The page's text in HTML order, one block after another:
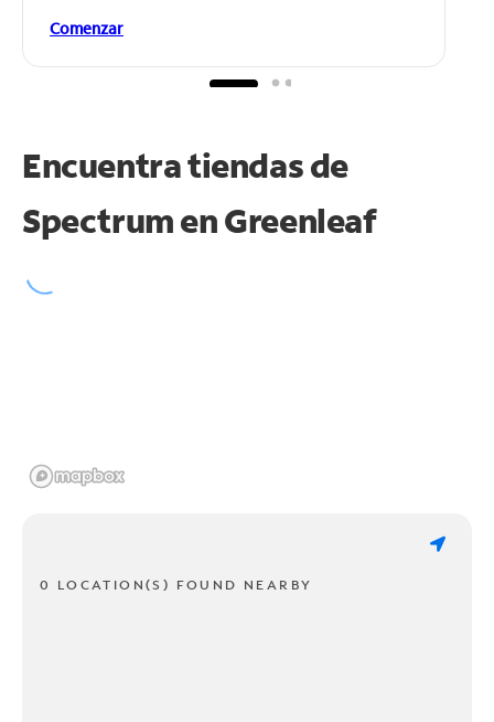
Comenzar
Encuentra tiendas de
Spectrum enGreenleaf
0 LOCATION(S) FOUND NEARBY